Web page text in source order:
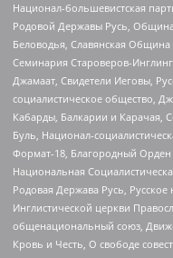
Национал-большевистская
Родовой Державы Русь,
Беловодья, Славянская
Семинария Староверов-
Джамаат, Свидетели Иеговы,
социалистическое общество,
Кабарды, Балкарии и Карачая,
Буль, Национал-
Формат-18, Благородный
Национальная
Родовая Держава Русь,
Инглистической церкви
общенациональный союз,
Кровь и Честь, О свободе